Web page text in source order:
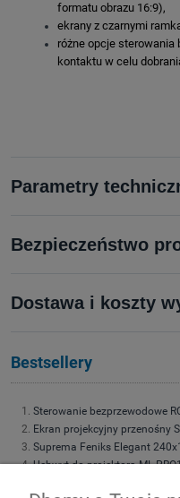
formatu obrazu 16:9),
ekrany z czarnymi
różne opcje sterowania
kontaktu w celu
Parametry
Bezpieczeństwo
Dostawa i koszty
Bestsellery
Sterowanie bezprzewodowe
Ekran projekcyjny przenośny
Suprema Feniks Elegant
Uchwyt do projektora ML-